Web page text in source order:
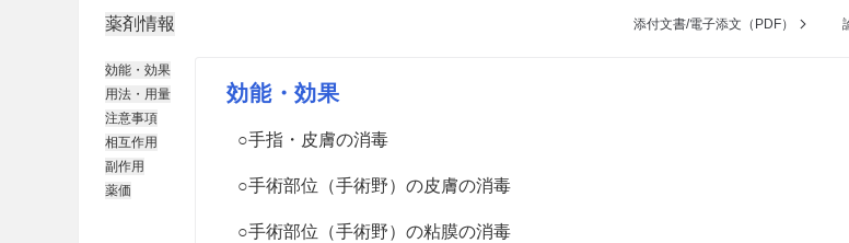
薬剤情報 添付文書/電子添文（PDF）
効能・効果
用法・用量
注意事項
相互作用
副作用
薬価
効能・効果
○手指・皮膚の消毒
○手術部位（手術野）の皮膚の消毒
○手術部位（手術野）の粘膜の消毒